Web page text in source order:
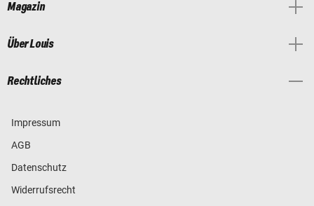
Magazin
Über Louis
Rechtliches
Impressum
AGB
Datenschutz
Widerrufsrecht